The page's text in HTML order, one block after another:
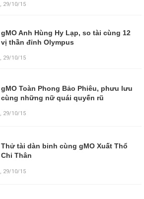
, 29/10/15
gMO Anh Hùng Hy Lạp, so tài cùng 12
vị thần đỉnh Olympus
, 29/10/15
gMO Toàn Phong Bảo Phiêu, phưu lưu
cùng những nữ quái quyến rũ
, 29/10/15
Thử tài dàn binh cùng gMO Xuất Thổ
Chi Thân
29/10/15